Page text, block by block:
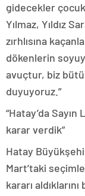
gidecekler
Yılmaz, Yıldız
zırhlısına
dökenlerin
avuçtur, biz
duyuyoruz.”
“Hatay’da
karar verdik”
Hatay
Mart’taki
kararı